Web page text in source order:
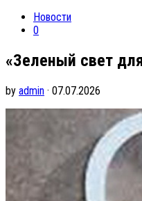
Новости
0
«Зеленый свет
by admin · 07.07.2026